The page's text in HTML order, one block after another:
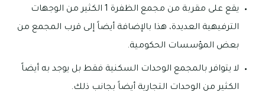
يقع على مقربة من مجمع الظفرة 1 الكثير من الوجهات
الترفيهية العديدة، هذا بالإضافة أيضاً إلى قرب المجمع من
بعض المؤسسات الحكومية.
لا يتوافر بالمجمع الوحدات السكنية فقط بل يوجد به أيضاً
الكثير من الوحدات التجارية أيضاً بجانب ذلك.